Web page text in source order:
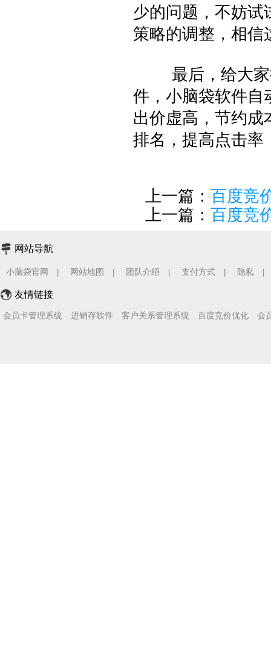
少的问题，不妨试
策略的调整，相信
最后，给大家
件，小脑袋软件自
出价虚高，节约成
排名，提高点击率
上一篇： 百度竞
上一篇： 百度竞
网站导航
小脑袋官网 网站地图 团队介绍 支付方式 隐私
友情链接
会员卡管理系统 进销存软件 客户关系管理系统 百度竞价优化 会